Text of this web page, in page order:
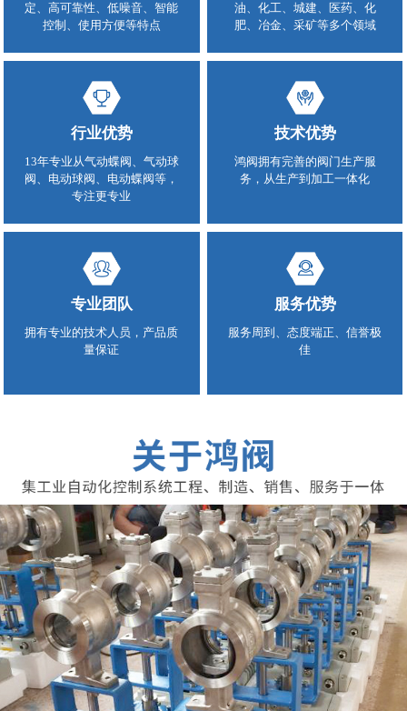
定、高可靠性、低噪音、智能
控制、使用方便等特点
油、化工、城建、医药、化
肥、冶金、采矿等多个领域
行业优势
13年专业从气动蝶阀、气动球
阀、电动球阀、电动蝶阀等，
专注更专业
技术优势
鸿阀拥有完善的阀门生产服
务，从生产到加工一体化
专业团队
拥有专业的技术人员，产品质
量保证
服务优势
服务周到、态度端正、信誉极
佳